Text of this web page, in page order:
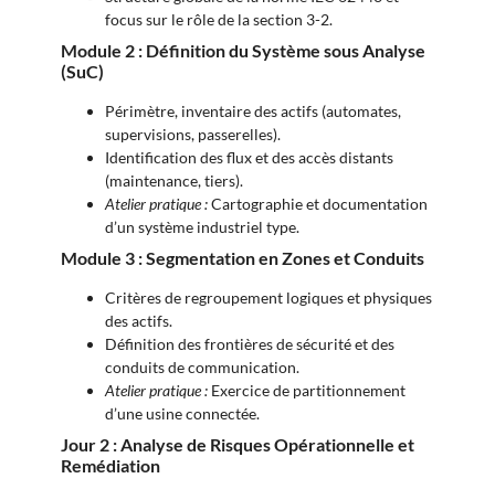
focus sur le rôle de la section 3-2.
Module 2 : Définition du Système sous Analyse
(SuC)
Périmètre, inventaire des actifs (automates,
supervisions, passerelles).
Identification des flux et des accès distants
(maintenance, tiers).
Atelier pratique :Cartographie et documentation
d’un système industriel type.
Module 3 : Segmentation en Zones et Conduits
Critères de regroupement logiques et physiques
des actifs.
Définition des frontières de sécurité et des
conduits de communication.
Atelier pratique : Exercice de partitionnement
d’une usine connectée.
Jour 2 : Analyse de Risques Opérationnelle et
Remédiation